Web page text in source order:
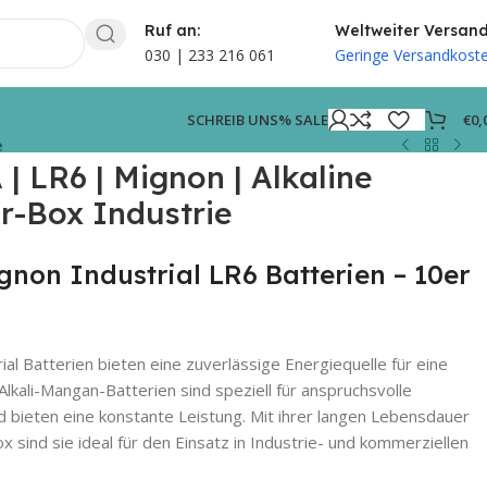
Ruf an:
030 | 233 216 061
Weltweiter
Geringe
SCHREIB UNS% SALE €
| LR6 | Mignon | Alkaline
Box Industrie
Industrial LR6 Batterien – 10er
Batterien bieten eine zuverlässige Energiequelle für eine
Mangan-Batterien sind speziell für anspruchsvolle
bieten eine konstante Leistung. Mit ihrer langen Lebensdauer
sind sie ideal für den Einsatz in Industrie- und kommerziellen